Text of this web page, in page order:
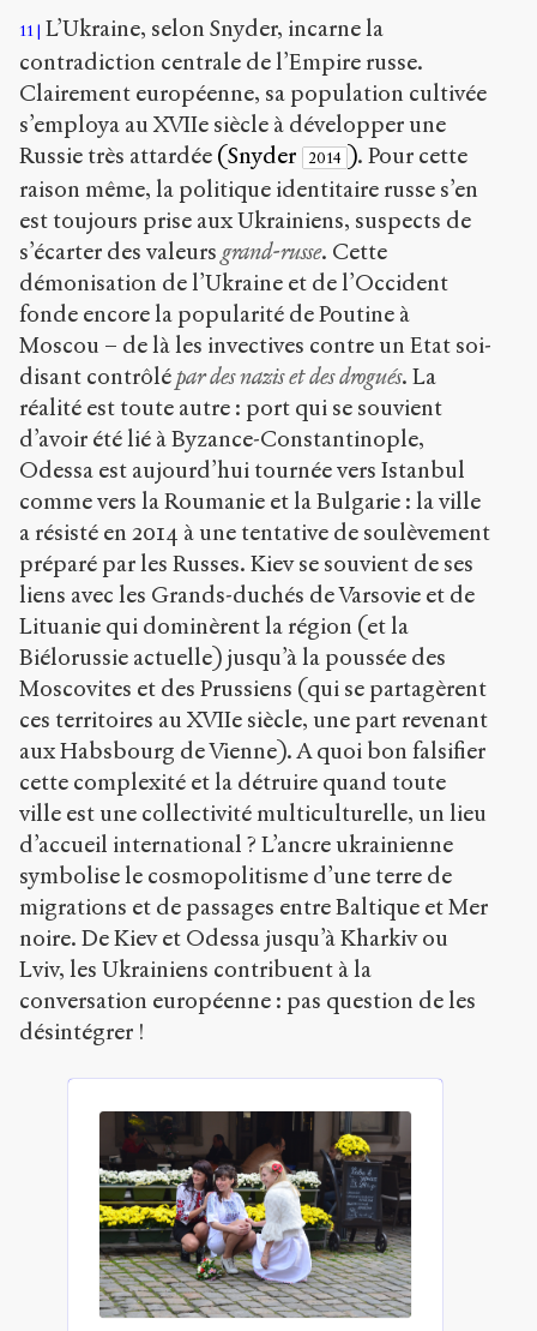
11 L’Ukraine, selon Snyder, incarne la
contradiction centrale de l’Empire russe.
Clairement européenne, sa population cultivée
s’employa au XVIIe siècle à développer une
Russie très attardée (Snyder 2014 ). Pour cette
raison même, la politique identitaire russe s’en
est toujours prise aux Ukrainiens, suspects de
s’écarter des valeurs grand-russe. Cette
démonisation de l’Ukraine et de l’Occident
fonde encore la popularité de Poutine à
Moscou – de là les invectives contre un Etat soi-
disant contrôlépar des nazis et des drogués. La
réalité est toute autre : port qui se souvient
d’avoir été lié à Byzance-Constantinople,
Odessa est aujourd’hui tournée vers Istanbul
comme vers la Roumanie et la Bulgarie : la ville
a résisté en 2014 à une tentative de soulèvement
préparé par les Russes. Kiev se souvient de ses
liens avec les Grands-duchés de Varsovie et de
Lituanie qui dominèrent la région (et la
Biélorussie actuelle) jusqu’à la poussée des
Moscovites et des Prussiens (qui se partagèrent
ces territoires au XVIIe siècle, une part revenant
aux Habsbourg de Vienne). A quoi bon falsifier
cette complexité et la détruire quand toute
ville est une collectivité multiculturelle, un lieu
d’accueil international ? L’ancre ukrainienne
symbolise le cosmopolitisme d’une terre de
migrations et de passages entre Baltique et Mer
noire. De Kiev et Odessa jusqu’à Kharkiv ou
Lviv, les Ukrainiens contribuent à la
conversation européenne : pas question de les
désintégrer !